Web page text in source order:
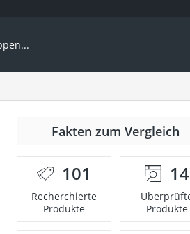
Fakten zum Vergleich
101
Recherchierte
Produkte
14
Produkte